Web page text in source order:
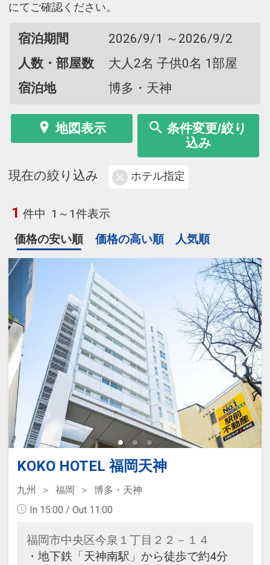
にてご確認ください。
宿泊期間
2026/9/1 ～2026/9/2
人数・部屋数
大人2名 子供0名 1部屋
宿泊地
博多・天神
地図表示
条件変更/絞り
込み
現在の絞り込み ホテル指定
1 件中 1～1件表示
価格の安い順
価格の高い順 人気順
KOKO HOTEL 福岡天神
九州 福岡
博多・天神
In 15:00 / Out 11:00
福岡市中央区今泉１丁目２２－１４
・地下鉄「天神南駅」から徒歩で約4分